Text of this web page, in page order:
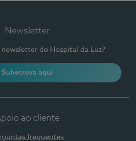
Newsletter
do Hospital da Luz?
Subscreva aqui
ao cliente
frequentes